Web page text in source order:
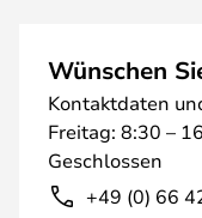
Wünschen
Kontaktdaten
Freitag: 8:30 –
Geschlossen
+49 (0) 66